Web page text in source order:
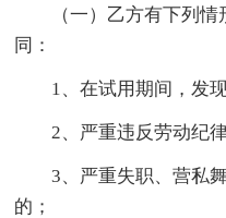
（一）乙方有下列
同：
1、在试用期间，发
2、严重违反劳动纪
3、严重失职、营私
的；